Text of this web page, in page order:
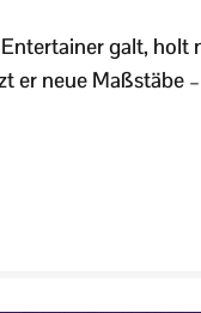
galt, holt
er neue Maßstäbe